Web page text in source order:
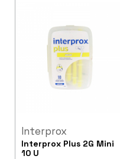
Interprox
Interprox Plus 2G Mini
10 U